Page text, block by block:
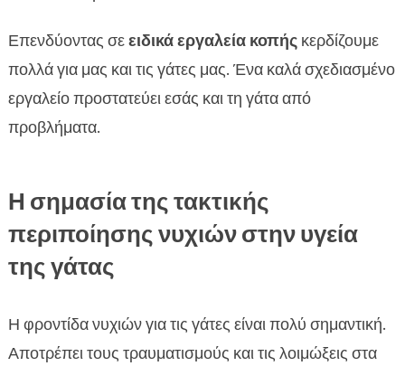
Επενδύοντας σεειδικά εργαλεία κοπήςκερδίζουμε
πολλά για μας και τις γάτες μας. Ένα καλά σχεδιασμένο
εργαλείο προστατεύει εσάς και τη γάτα από
προβλήματα.
Η σημασία της τακτικής
περιποίησης νυχιών στην υγεία
της γάτας
Η φροντίδα νυχιών για τις γάτες είναι πολύ σημαντική.
Αποτρέπει τους τραυματισμούς και τις λοιμώξεις στα